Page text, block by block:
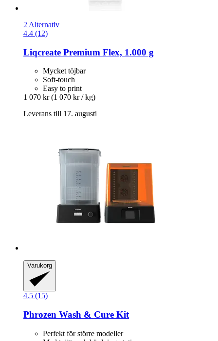
2 Alternativ
4.4 (12)
Liqcreate Premium Flex, 1.000 g
Mycket töjbar
Soft-touch
Easy to print
1 070 kr (1 070 kr / kg)
Leverans till 17. augusti
Varukorg
4.5 (15)
Phrozen Wash & Cure Kit
Perfekt för större modeller